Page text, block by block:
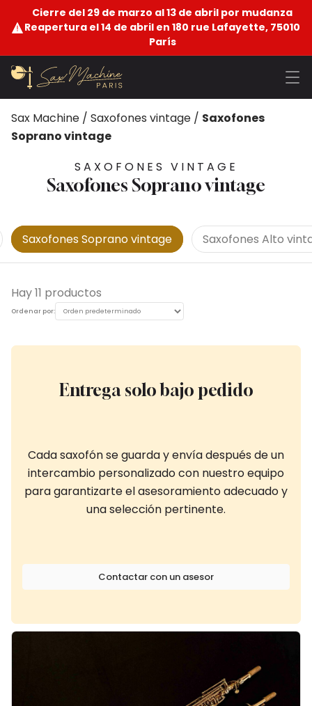
Cierre del 29 de marzo al 13 de abril por mudanza
Reapertura el 14 de abril en 180 rue Lafayette, 75010
París
Sax Machine / Saxofones vintage / Saxofones
Soprano vintage
SAXOFONES VINTAGE
Saxofones Soprano vintage
Saxofones Soprano vintage Saxofones Alto
Hay 11 productos
Ordenar por:
Entrega solo bajo pedido
Cada saxofón se guarda y envía después de un
intercambio personalizado con nuestro equipo
para garantizarte el asesoramiento adecuado y
una selección pertinente.
Contactar con un asesor